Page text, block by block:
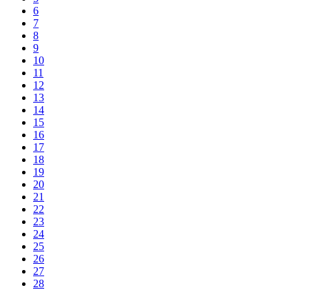
6
7
8
9
10
11
12
13
14
15
16
17
18
19
20
21
22
23
24
25
26
27
28